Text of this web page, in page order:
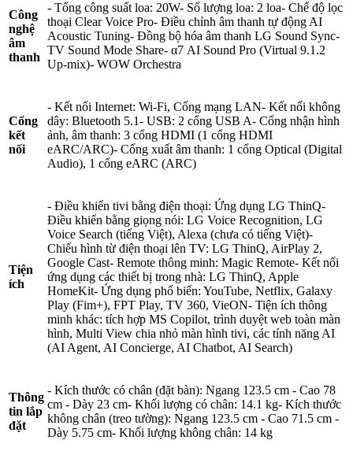
Công
nghệ
âm
thanh
- Tổng công suất loa: 20W- Số lượng loa: 2 loa- Chế độ lọc
thoại Clear Voice Pro- Điều chỉnh âm thanh tự động AI
Acoustic Tuning- Đồng bộ hóa âm thanh LG Sound Sync-
TV Sound Mode Share- α7 AI Sound Pro (Virtual 9.1.2
Up-mix)- WOW Orchestra
Cổng
kết
nối
- Kết nối Internet: Wi-Fi, Cổng mạng LAN- Kết nối không
dây: Bluetooth 5.1- USB: 2 cổng USB A- Cổng nhận hình
ảnh, âm thanh: 3 cổng HDMI (1 cổng HDMI
eARC/ARC)- Cổng xuất âm thanh: 1 cổng Optical (Digital
Audio), 1 cổng eARC (ARC)
Tiện
ích
- Điều khiển tivi bằng điện thoại: Ứng dụng LG ThinQ-
Điều khiển bằng giọng nói: LG Voice Recognition, LG
Voice Search (tiếng Việt), Alexa (chưa có tiếng Việt)-
Chiếu hình từ điện thoại lên TV: LG ThinQ, AirPlay 2,
Google Cast- Remote thông minh: Magic Remote- Kết nối
ứng dụng các thiết bị trong nhà: LG ThinQ, Apple
HomeKit- Ứng dụng phổ biến: YouTube, Netflix, Galaxy
Play (Fim+), FPT Play, TV 360, VieON- Tiện ích thông
minh khác: tích hợp MS Copilot, trình duyệt web toàn màn
hình, Multi View chia nhỏ màn hình tivi, các tính năng AI
(AI Agent, AI Concierge, AI Chatbot, AI Search)
Thông
tin lắp
đặt
- Kích thước có chân (đặt bàn): Ngang 123.5 cm - Cao 78
cm - Dày 23 cm- Khối lượng có chân: 14.1 kg- Kích thước
không chân (treo tường): Ngang 123.5 cm - Cao 71.5 cm -
Dày 5.75 cm- Khối lượng không chân: 14 kg